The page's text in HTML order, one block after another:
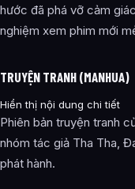
hước đã phá vỡ cảm
nghiệm xem phim mới
TRUYỆN TRANH (MANHUA)
Hiển thị nội dung chi tiết
Phiên bản truyện tranh
nhóm tác giả Tha Tha,
phát hành.